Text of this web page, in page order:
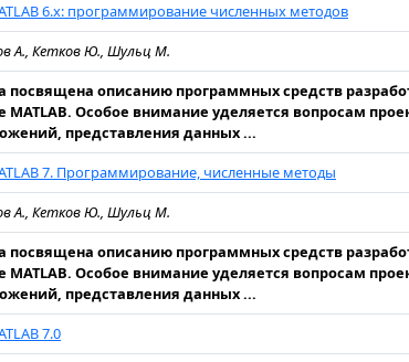
6.x: программирование численных методов
А., Кетков Ю., Шульц М.
посвящена описанию программных средств
MATLAB. Особое внимание уделяется вопросам
представления данных ...
7. Программирование, численные методы
А., Кетков Ю., Шульц М.
посвящена описанию программных средств
MATLAB. Особое внимание уделяется вопросам
представления данных ...
7.0